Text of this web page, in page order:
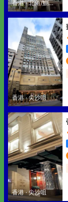
香港·北角/鰂魚
涌
香港·尖沙咀
香港·尖沙咀